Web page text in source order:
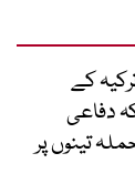
کے
دفاعی
تینوں پر